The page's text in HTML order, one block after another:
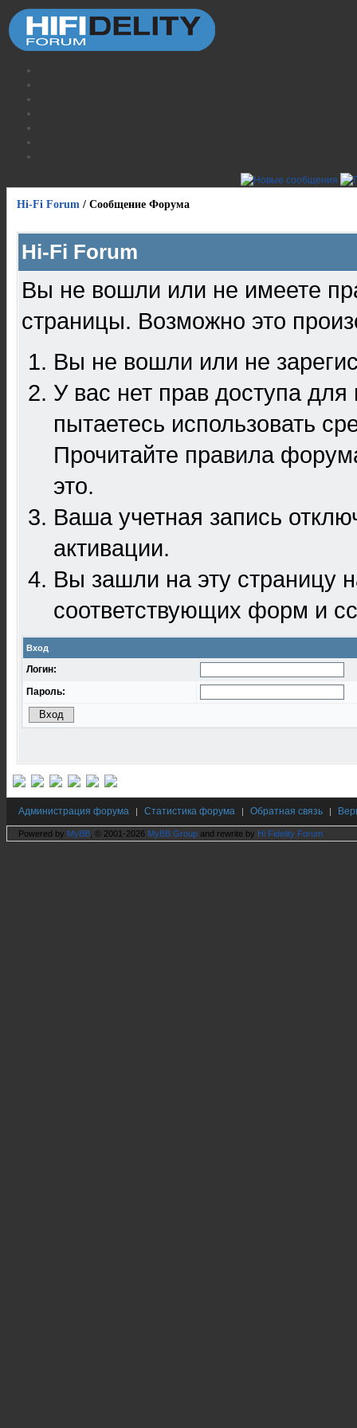
Hi-Fi Forum / Сообщение Форума
Hi-Fi Forum
Вы не вошли или не имеете
страницы. Возможно это
Вы не вошли или не
У вас нет прав доступа
пытаетесь использовать
Прочитайте правила
это.
Ваша учетная запись
активации.
Вы зашли на эту
соответствующих форм и
Вход
Логин:
Пароль:
Администрация форума | Статистика форума | Обратная связь |
Powered by MyBB , © 2001-2026 MyBB Group and rewrite by Hi Fidelity Forum